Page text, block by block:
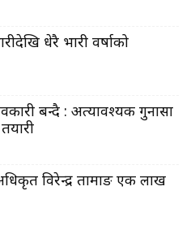
धेरै भारी वर्षाको
बन्दै : अत्यावश्यक गुनासा
विरेन्द्र तामाङ एक लाख